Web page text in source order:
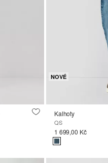
NOVÉ
Kalhoty
QS
1 699,00 Kč